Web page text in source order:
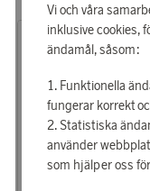
Vi och våra
inklusive cookies,
ändamål, såsom:
Funktionella
fungerar korrekt
Statistiska
använder
som hjälper oss